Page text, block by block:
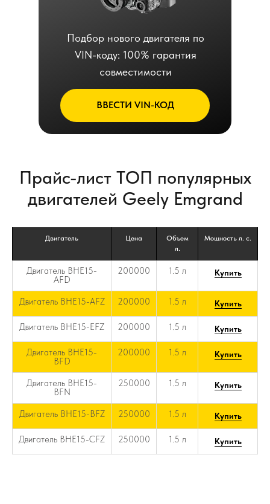
ВВЕСТИ VIN-КОД
Подбор нового двигателя по
VIN-коду: 100% гарантия
совместимости
Прайс-лист ТОП популярных
двигателей Geely Emgrand
Двигатель Цена
Объем
л.
Мощность л. с.
Двигатель BHE15-
AFD
200000 1.5 л Купить
Двигатель BHE15-AFZ 200000 1.5 л Купить
Двигатель BHE15-EFZ 200000 1.5 л Купить
Двигатель BHE15-
BFD
200000 1.5 л Купить
Двигатель BHE15-
BFN
250000 1.5 л Купить
Двигатель BHE15-BFZ 250000 1.5 л Купить
Двигатель BHE15-CFZ 250000 1.5 л Купить